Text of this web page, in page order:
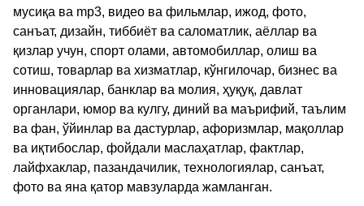
мусиқа ва mp3, видео ва фильмлар, ижод, фото,
санъат, дизайн, тиббиёт ва саломатлик, аёллар ва
қизлар учун, спорт олами, автомобиллар, олиш ва
сотиш, товарлар ва хизматлар, кўнгилочар, бизнес ва
инновациялар, банклар ва молия, ҳуқуқ, давлат
органлари, юмор ва кулгу, диний ва маърифий, таълим
ва фан, ўйинлар ва дастурлар, афоризмлар, мақоллар
ва иқтибослар, фойдали маслаҳатлар, фактлар,
лайфхаклар, пазандачилик, технологиялар, санъат,
фото ва яна қатор мавзуларда жамланган.